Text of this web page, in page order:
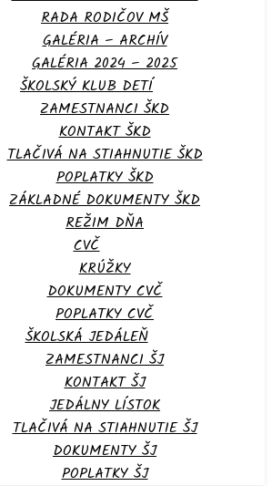
RADA RODIČOV MŠ
GALÉRIA – ARCHÍV
GALÉRIA 2024 – 2025
ŠKOLSKÝ KLUB DETÍ
ZAMESTNANCI ŠKD
KONTAKT ŠKD
TLAČIVÁ NA STIAHNUTIE ŠKD
POPLATKY ŠKD
ZÁKLADNÉ DOKUMENTY ŠKD
REŽIM DŇA
CVČ
KRÚŽKY
DOKUMENTY CVČ
POPLATKY CVČ
ŠKOLSKÁ JEDÁLEŇ
ZAMESTNANCI ŠJ
KONTAKT ŠJ
JEDÁLNY LÍSTOK
TLAČIVÁ NA STIAHNUTIE ŠJ
DOKUMENTY ŠJ
POPLATKY ŠJ